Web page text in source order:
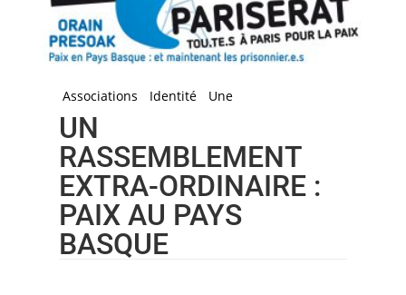
Associations Identité Une
UN
RASSEMBLEMENT
EXTRA-ORDINAIRE :
PAIX AU PAYS
BASQUE